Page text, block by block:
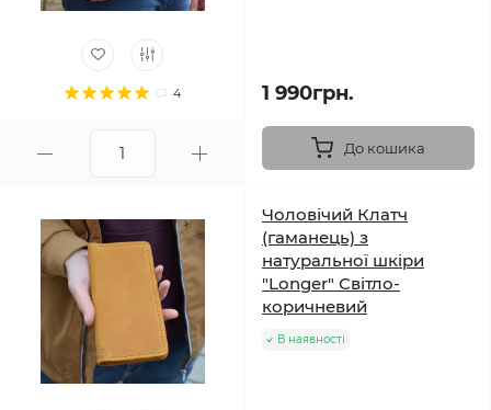
4 1 990грн.
До кошика
Чоловічий Клатч
(гаманець) з
натуральної шкіри
"Longer" Світло-
коричневий
В наявності